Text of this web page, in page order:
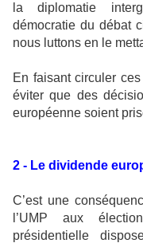
la diplomatie
démocratie du débat
nous luttons en le
En faisant circuler
éviter que des
européenne soient
2 - Le dividende
C’est une
l’UMP aux
présidentielle